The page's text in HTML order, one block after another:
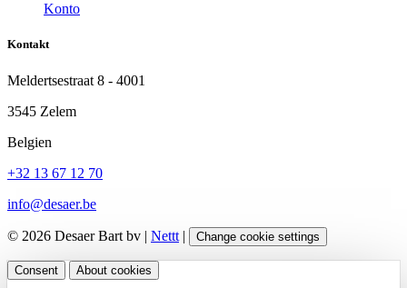
Konto
Kontakt
Meldertsestraat 8 - 4001
3545 Zelem
Belgien
+32 13 67 12 70
info@desaer.be
© 2026 Desaer Bart bv | Nettt | Change cookie settings
Consent About cookies